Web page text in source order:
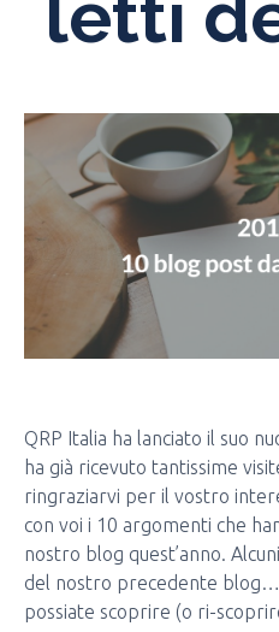
letti
QRP Italia ha lanciato il suo
ha già ricevuto tantissime
ringraziarvi per il vostro
con voi i 10 argomenti che
nostro blog quest’anno.
del nostro precedente
possiate scoprire (o ri-